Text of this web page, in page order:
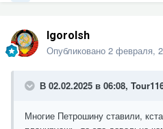
Igorolsh
Опубликовано 2 февраля,
В 02.02.2025 в 06:08,
Многие Петрошину ставили,